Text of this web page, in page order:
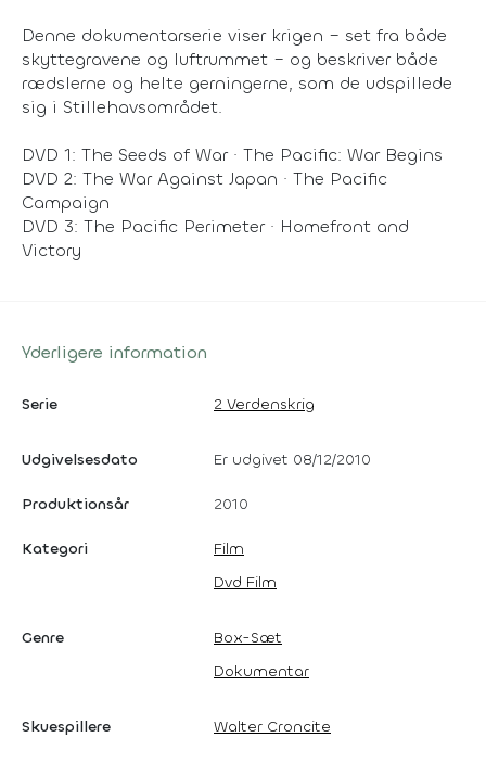
Denne dokumentarserie viser krigen – set fra både
skyttegravene og luftrummet – og beskriver både
rædslerne og helte gerningerne, som de udspillede
sig i Stillehavsområdet.
DVD 1: The Seeds of War · The Pacific: War Begins
DVD 2: The War Against Japan · The Pacific
Campaign
DVD 3: The Pacific Perimeter · Homefront and
Victory
Yderligere information
Serie 2 Verdenskrig
Udgivelsesdato Er udgivet 08/12/2010
Produktionsår 2010
Kategori
Film
Dvd Film
Genre
Box-Sæt
Dokumentar
Skuespillere Walter Croncite